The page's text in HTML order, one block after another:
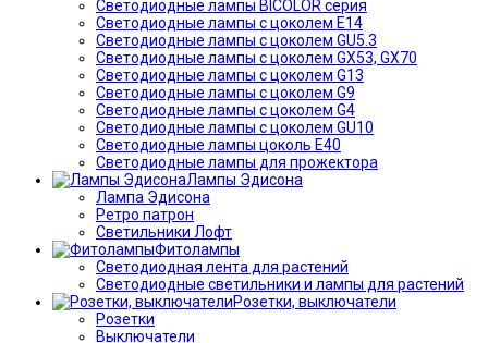
Светодиодные лампы BICOLOR серия
Светодиодные лампы с цоколем E14
Светодиодные лампы с цоколем GU5.3
Светодиодные лампы с цоколем GX53, GX70
Светодиодные лампы с цоколем G13
Светодиодные лампы с цоколем G9
Светодиодные лампы с цоколем G4
Светодиодные лампы с цоколем GU10
Светодиодные лампы цоколь Е40
Светодиодные лампы для прожектора
Лампы Эдисона
Лампа Эдисона
Ретро патрон
Светильники Лофт
Фитолампы
Светодиодная лента для растений
Светодиодные светильники и лампы для растений
Розетки, выключатели
Розетки
Выключатели